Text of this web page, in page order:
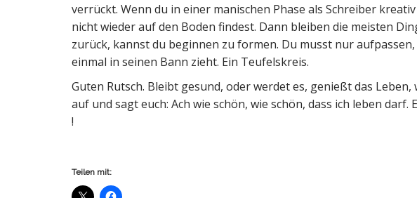
verrückt. Wenn du in einer manischen Phase als Schreiber
nicht wieder auf den Boden findest. Dann bleiben die meisten
zurück, kannst du beginnen zu formen. Du musst nur
einmal in seinen Bann zieht. Ein Teufelskreis.
Guten Rutsch. Bleibt gesund, oder werdet es, genießt das
auf und sagt euch: Ach wie schön, wie schön, dass ich leben
!
Teilen mit: